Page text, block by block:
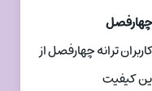
چهارفصل
ترانه چهارفصل از
کیفیت